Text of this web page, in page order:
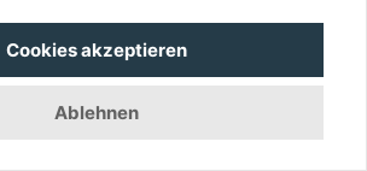
Cookies akzeptieren
Ablehnen